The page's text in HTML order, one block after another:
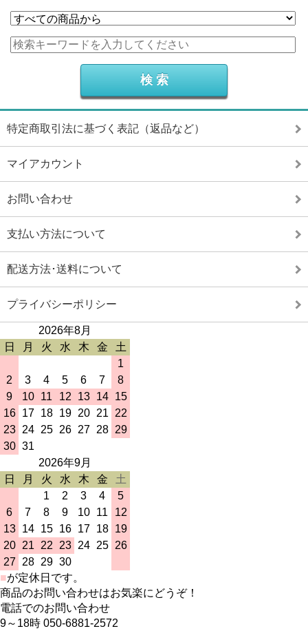
特定商取引法に基づく表記（返品など）
マイアカウント
お問い合わせ
支払い方法について
配送方法･送料について
プライバシーポリシー
2026年8月
日
月 火 水 木 金
土
1
2
3 4 5 6 7
8
9
10 11 12 13 14
15
16
17 18 19 20 21
22
23
24 25 26 27 28
29
30 31
2026年9月
日
月 火 水 木 金
土
1
2 3 4
5
6
7 8 9 10 11
12
13
14 15 16 17 18
19
20
21 22 23 24 25
26
27
28 29 30
■が定休日です。
商品のお問い合わせはお気楽にどうぞ！
電話でのお問い合わせ
9～18時 050-6881-2572